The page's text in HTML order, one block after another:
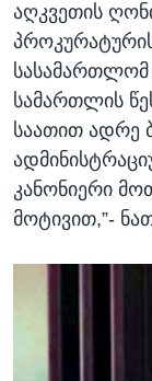
აღკვეთის
სასამართლომ
სამართლის
საათით ადრე
კანონიერი
მოტივით,”-